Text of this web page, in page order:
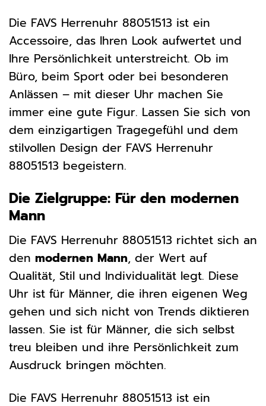
Die FAVS Herrenuhr 88051513 ist ein
Accessoire, das Ihren Look aufwertet und
Ihre Persönlichkeit unterstreicht. Ob im
Büro, beim Sport oder bei besonderen
Anlässen – mit dieser Uhr machen Sie
immer eine gute Figur. Lassen Sie sich von
dem einzigartigen Tragegefühl und dem
stilvollen Design der FAVS Herrenuhr
88051513 begeistern.
Die Zielgruppe: Für den modernen
Mann
Die FAVS Herrenuhr 88051513 richtet sich an
den modernen Mann, der Wert auf
Qualität, Stil und Individualität legt. Diese
Uhr ist für Männer, die ihren eigenen Weg
gehen und sich nicht von Trends diktieren
lassen. Sie ist für Männer, die sich selbst
treu bleiben und ihre Persönlichkeit zum
Ausdruck bringen möchten.
Die FAVS Herrenuhr 88051513 ist ein